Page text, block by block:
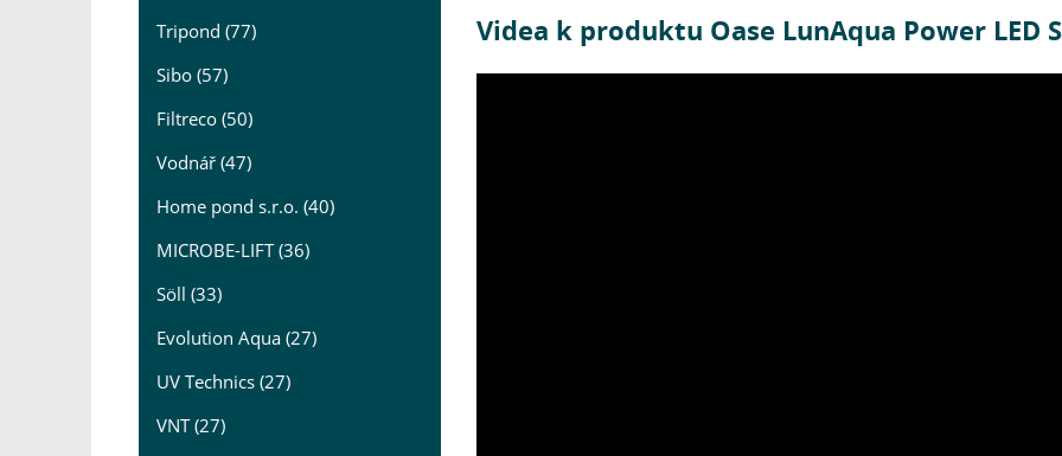
Tripond (77)
Sibo (57)
Filtreco (50)
Vodnář (47)
Home pond s.r.o. (40)
MICROBE-LIFT (36)
Söll (33)
Evolution Aqua (27)
UV Technics (27)
VNT (27)
Videa k produktu Oase LunAqua Power LED